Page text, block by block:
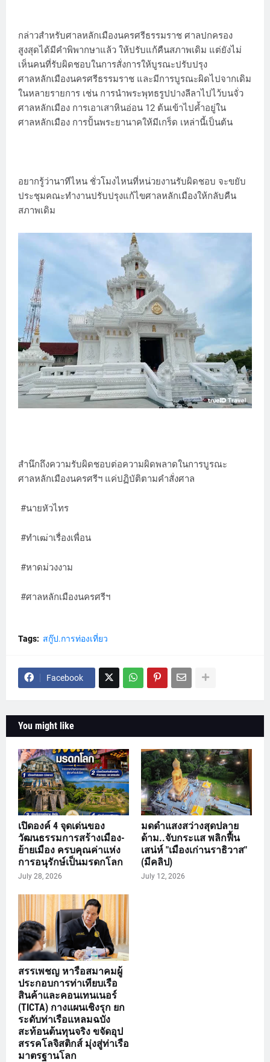
กล่าวสำหรับศาลหลักเมืองนครศรีธรรมราช ศาลปกครอง
สูงสุดได้มีคำพิพากษาแล้ว ให้ปรับแก้คืนสภาพเดิม แต่ยังไม่
เห็นคนที่รับผิดชอบในการสั่งการให้บูรณะปรับปรุง
ศาลหลักเมืองนครศรีธรรมราช และมีการบูรณะผิดไปจากเดิม
ในหลายรายการ เช่น การนำพระพุทธรูปปางลีลาไปไว้บนจั่ว
ศาลหลักเมือง การเอาเสาหินอ่อน 12 ต้นเข้าไปค้ำอยู่ใน
ศาลหลักเมือง การปั้นพระยานาคให้มีเกร็ด เหล่านี้เป็นต้น
อยากรู้ว่านาทีไหน ชั่วโมงไหนที่หน่วยงานรับผิดชอบ จะขยับ
ประชุมคณะทำงานปรับปรุงแก้ไขศาลหลักเมืองให้กลับคืน
สภาพเดิม
สำนึกถึงความรับผิดชอบต่อความผิดพลาดในการบูรณะ
ศาลหลักเมืองนครศรีฯ แค่ปฏิบัติตามคำสั่งศาล
#นายหัวไทร
#ทำเฒ่าเรื่องเพื่อน
#หาดม่วงงาม
#ศาลหลักเมืองนครศรีฯ
Tags: สกู๊ป.การท่องเที่ยว
Facebook
You might like
เปิดองค์ 4 จุดเด่นของ
วัฒนธรรมการสร้างเมือง-
ย้ายเมือง ครบคุณค่าแห่ง
การอนุรักษ์เป็นมรดกโลก
July 28, 2026
มดดำแสงสว่างสุดปลาย
ด้าม..จับกระแส พลิกฟื้น
เสน่ห์ "เมืองเก่านราธิวาส"
(มีคลิป)
July 12, 2026
สรรเพชญ หารือสมาคมผู้
ประกอบการท่าเทียบเรือ
สินค้าและคอนเทนเนอร์
(TICTA) กางแผนเชิงรุก ยก
ระดับท่าเรือแหลมฉบัง
สะท้อนต้นทุนจริง ขจัดอุป
สรรคโลจิสติกส์ มุ่งสู่ท่าเรือ
มาตรฐานโลก